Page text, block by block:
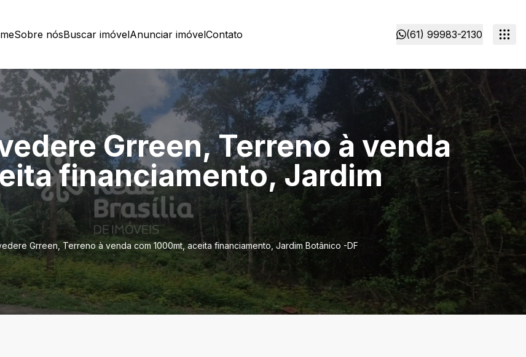
Sobre nósBuscar imóvelAnunciar imóvelContato (61) 99983-2130
Grreen, Terreno à venda
financiamento, Jardim
Grreen, Terreno à venda com 1000mt, aceita financiamento, Jardim Botânico -DF